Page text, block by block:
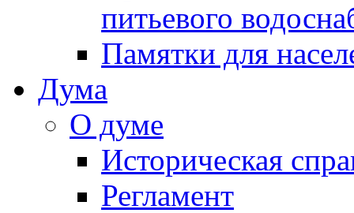
питьевого
Памятки для
Дума
О думе
Историческая
Регламент